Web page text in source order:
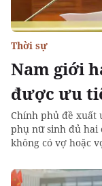
Nam giới
được ưu
Thời sự
Chính phủ đề xuất
phụ nữ sinh đủ hai
không có vợ hoặc